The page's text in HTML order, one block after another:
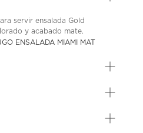
servir ensalada Gold
y acabado mate.
ENSALADA MIAMI MAT